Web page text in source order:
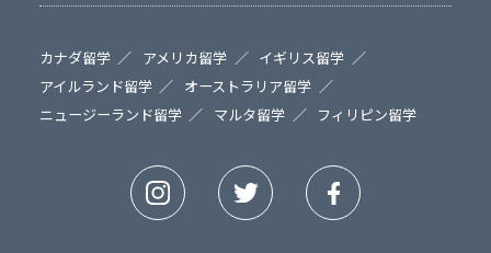
カナダ留学 アメリカ留学
イギリス留学
アイルランド留学
オーストラリア留学
ニュージーランド留学
マルタ留学 フィリピン留学